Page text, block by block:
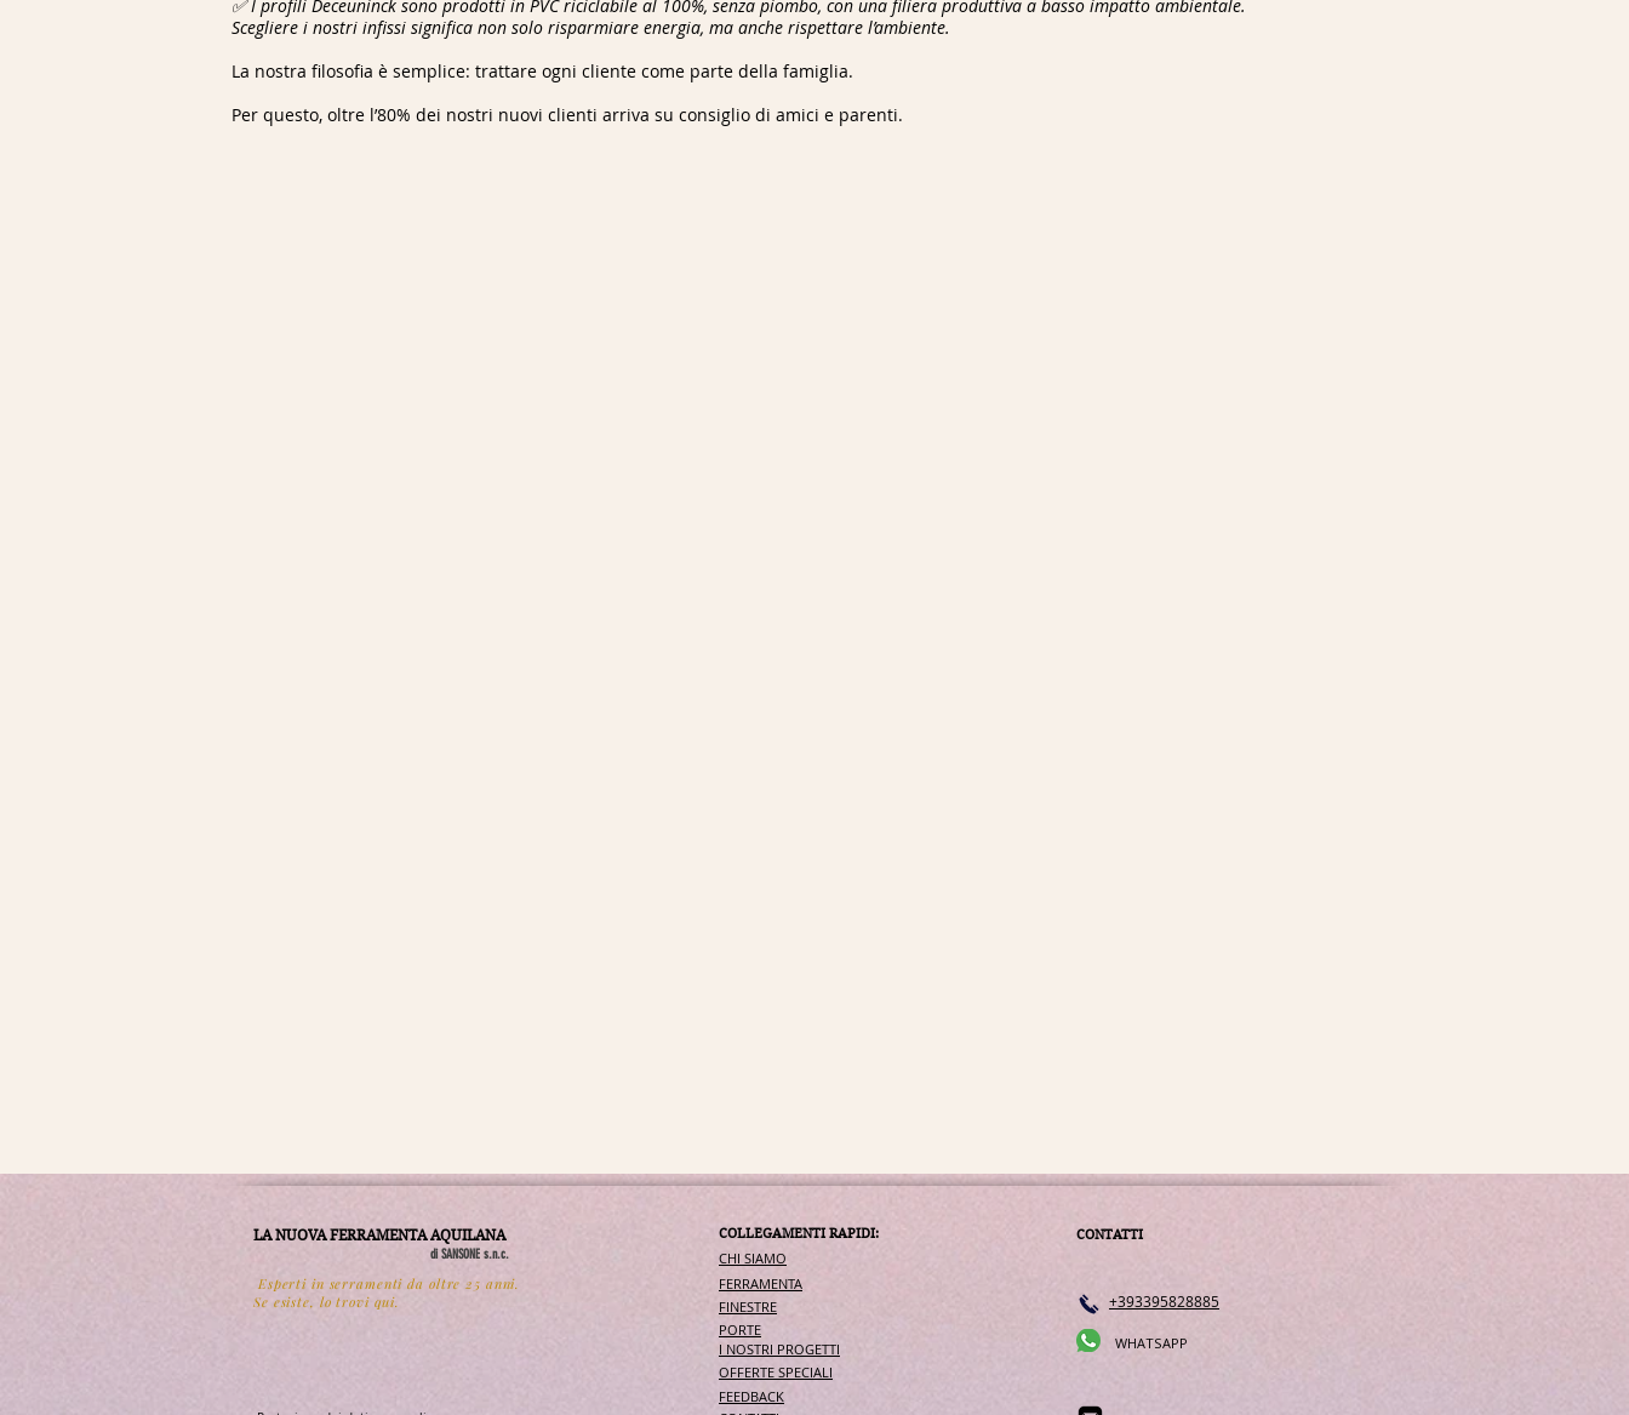
✅ I profili Deceuninck sono prodotti in PVC riciclabile al 100%, senza piombo, con una filiera produttiva a basso impatto ambientale.
Scegliere i nostri infissi significa non solo risparmiare energia, ma anche rispettare l’ambiente.
La nostra filosofia è semplice: trattare ogni cliente come parte della famiglia.
Per questo, oltre l’80% dei nostri nuovi clienti arriva su consiglio di amici e parenti.
LA NUOVA FERRAMENTA AQUILANA
di SANSONE s.n.c.
Esperti in serramenti da oltre 25 anni.
Se esiste, lo trovi qui.
COLLEGAMENTI RAPIDI:
CHI SIAMO
FERRAMENTA
FINESTRE
PORTE
I NOSTRI PROGETTI
OFFERTE SPECIALI
FEEDBACK
CONTATTI
+393395828885
WHATSAPP